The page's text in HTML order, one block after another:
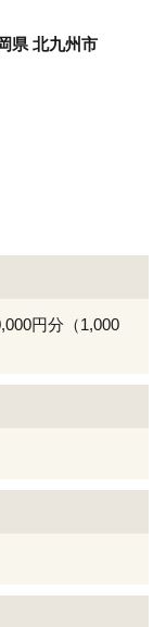
県 北九州市
円分（1,000